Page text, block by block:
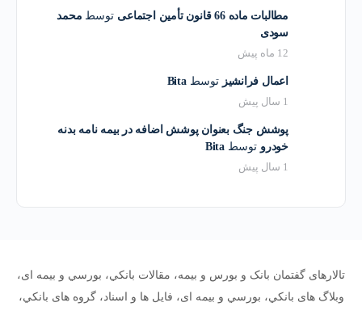
مطالبات ماده 66 قانون تأمین اجتماعی توسط محمد
سودی
12 ماه پیش
اعمال فرانشیز توسطBita
1 سال پیش
پوشش جنگ بعنوان پوشش اضافه در بیمه نامه بدنه
خودرو توسط Bita
1 سال پیش
تالارهای گفتمان بانک و بورس و بیمه، مقالات بانکي، بورسي و بیمه ای،
وبلاگ های بانکي، بورسي و بیمه ای، فایل ها و اسناد، گروه های بانکي،